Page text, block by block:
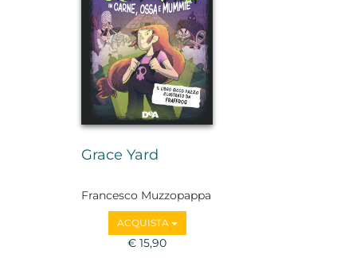
Grace Yard
Francesco Muzzopappa
ACQUISTA
€ 15,90